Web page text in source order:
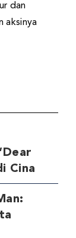
dan
aksinya
Cina